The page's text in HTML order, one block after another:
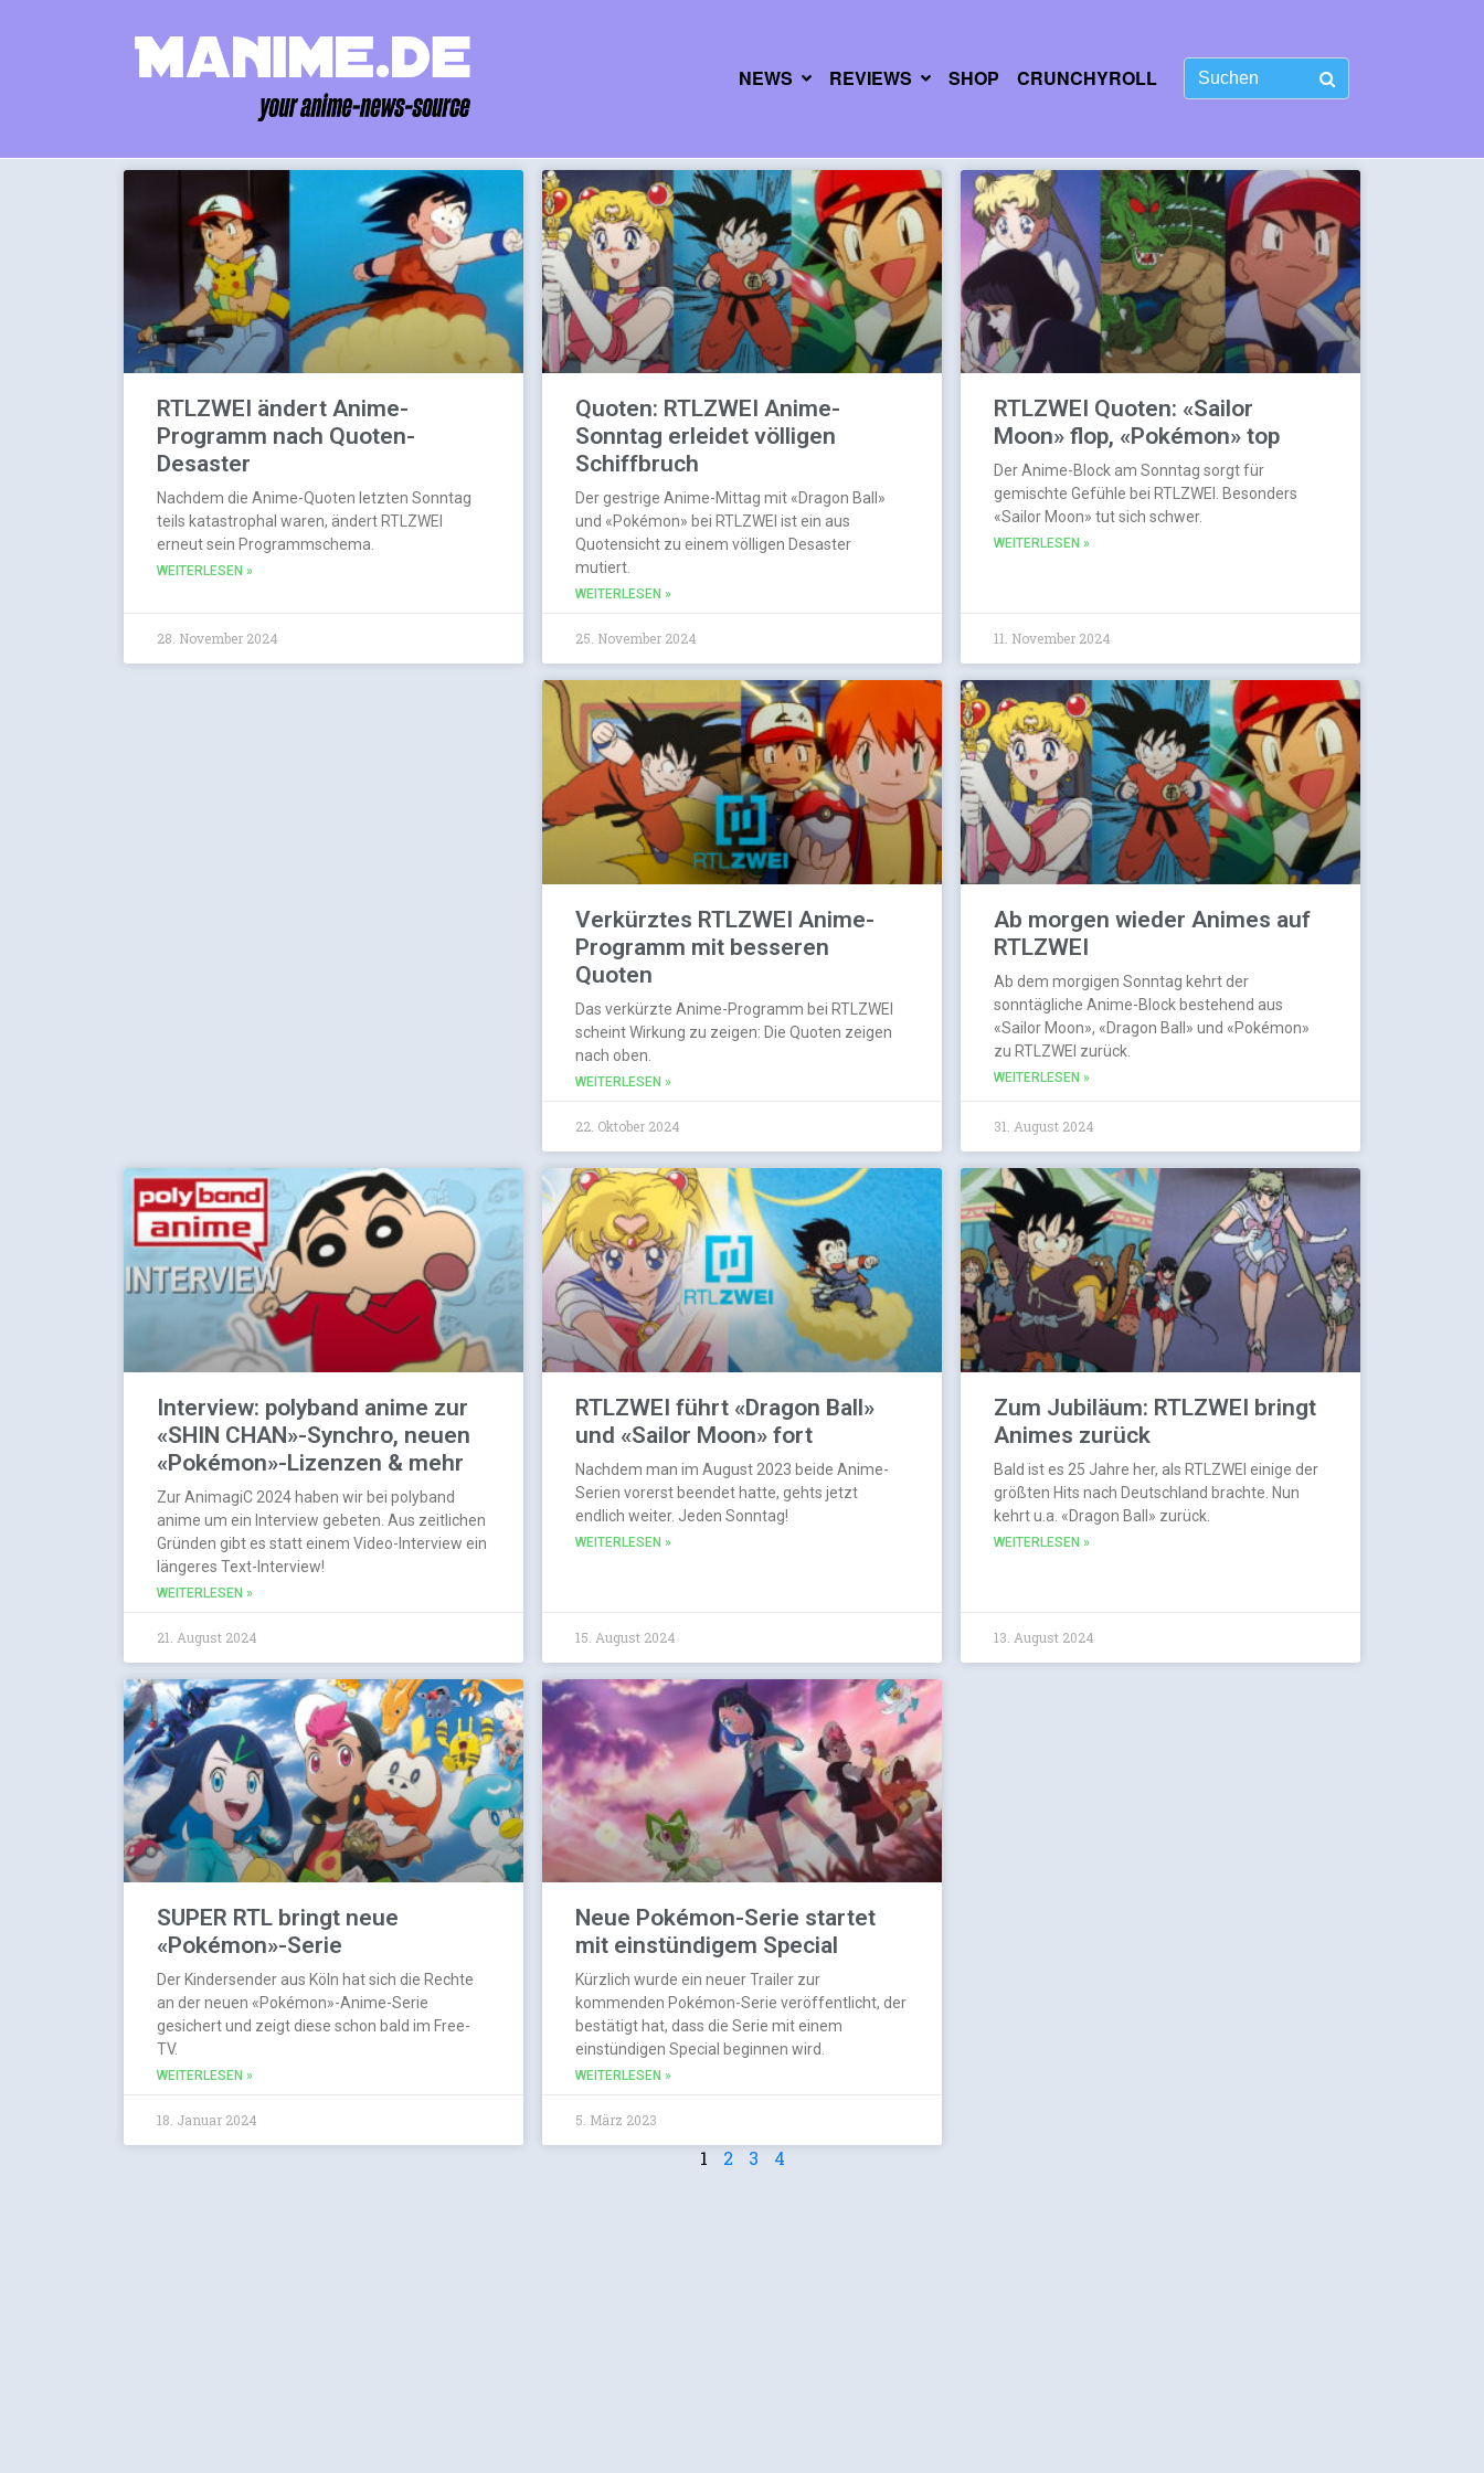
NEWS REVIEWS SHOP CRUNCHYROLL
RTLZWEI ändert Anime-
Programm nach Quoten-
Desaster
Nachdem die Anime-Quoten letzten Sonntag
teils katastrophal waren, ändert RTLZWEI
erneut sein Programmschema.
WEITERLESEN »
28. November 2024
Quoten: RTLZWEI Anime-
Sonntag erleidet völligen
Schiffbruch
Der gestrige Anime-Mittag mit «Dragon Ball»
und «Pokémon» bei RTLZWEI ist ein aus
Quotensicht zu einem völligen Desaster
mutiert.
WEITERLESEN »
25. November 2024
RTLZWEI Quoten: «Sailor
Moon» flop, «Pokémon» top
Der Anime-Block am Sonntag sorgt für
gemischte Gefühle bei RTLZWEI. Besonders
«Sailor Moon» tut sich schwer.
WEITERLESEN »
11. November 2024
Verkürztes RTLZWEI Anime-
Programm mit besseren
Quoten
Das verkürzte Anime-Programm bei RTLZWEI
scheint Wirkung zu zeigen: Die Quoten zeigen
nach oben.
WEITERLESEN »
22. Oktober 2024
Ab morgen wieder Animes auf
RTLZWEI
Ab dem morgigen Sonntag kehrt der
sonntägliche Anime-Block bestehend aus
«Sailor Moon», «Dragon Ball» und «Pokémon»
zu RTLZWEI zurück.
WEITERLESEN »
31. August 2024
Interview: polyband anime zur
«SHIN CHAN»-Synchro, neuen
«Pokémon»-Lizenzen & mehr
Zur AnimagiC 2024 haben wir bei polyband
anime um ein Interview gebeten. Aus zeitlichen
Gründen gibt es statt einem Video-Interview ein
längeres Text-Interview!
WEITERLESEN »
21. August 2024
RTLZWEI führt «Dragon Ball»
und «Sailor Moon» fort
Nachdem man im August 2023 beide Anime-
Serien vorerst beendet hatte, gehts jetzt
endlich weiter. Jeden Sonntag!
WEITERLESEN »
15. August 2024
Zum Jubiläum: RTLZWEI bringt
Animes zurück
Bald ist es 25 Jahre her, als RTLZWEI einige der
größten Hits nach Deutschland brachte. Nun
kehrt u.a. «Dragon Ball» zurück.
WEITERLESEN »
13. August 2024
SUPER RTL bringt neue
«Pokémon»-Serie
Der Kindersender aus Köln hat sich die Rechte
an der neuen «Pokémon»-Anime-Serie
gesichert und zeigt diese schon bald im Free-
TV.
WEITERLESEN »
18. Januar 2024
Neue Pokémon-Serie startet
mit einstündigem Special
Kürzlich wurde ein neuer Trailer zur
kommenden Pokémon-Serie veröffentlicht, der
bestätigt hat, dass die Serie mit einem
einstündigen Special beginnen wird.
WEITERLESEN »
5. März 2023
1 2 3 4